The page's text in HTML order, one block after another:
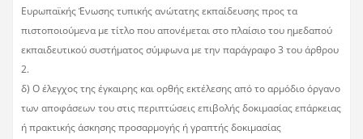
Ευρωπαϊκής Ένωσης τυπικής ανώτατης εκπαίδευσης προς τα
πιστοποιούμενα με τίτλο που απονέμεται στο πλαίσιο του ημεδαπού
εκπαιδευτικού συστήματος σύμφωνα με την παράγραφο 3 του άρθρου
2.
δ) Ο έλεγχος της έγκαιρης και ορθής εκτέλεσης από το αρμόδιο όργανο
των αποφάσεων του στις περιπτώσεις επιβολής δοκιμασίας επάρκειας
ή πρακτικής άσκησης προσαρμογής ή γραπτής δοκιμασίας